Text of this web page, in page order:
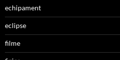
echipament
eclipse
filme